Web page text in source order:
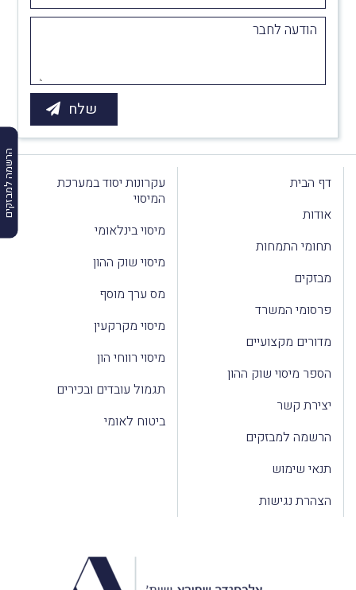
הרשמה למבזקים
הודעה לחבר
דף הבית
אודות
תחומי התמחות
מבזקים
פרסומי המשרד
מדורים מקצועיים
הספר מיסוי שוק ההון
יצירת קשר
הרשמה למבזקים
תנאי שימוש
הצהרת נגישות
עקרונות יסוד במערכת
המיסוי
מיסוי בינלאומי
מיסוי שוק ההון
מס ערך מוסף
מיסוי מקרקעין
מיסוי רווחי הון
תגמול עובדים ובכירים
ביטוח לאומי